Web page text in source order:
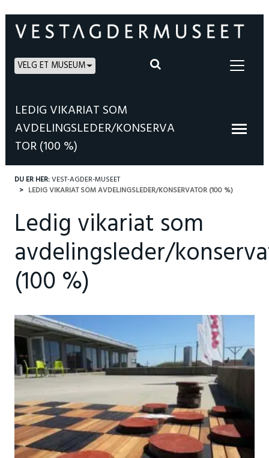
VELG ET MUSEUM
LEDIG VIKARIAT SOM
AVDELINGSLEDER/KONSERVA
TOR (100 %)
DU ER HER:VEST-AGDER-MUSEET
LEDIG VIKARIAT SOM AVDELINGSLEDER/KONSERVATOR (100 %)
Ledig vikariat som
avdelingsleder/
(100 %)